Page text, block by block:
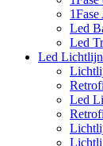
Led
Led
Led
Led